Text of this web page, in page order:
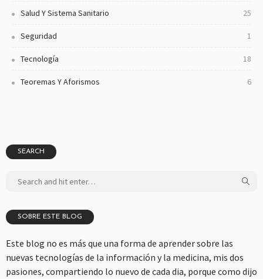
Salud Y Sistema Sanitario 25
Seguridad 1
Tecnología 18
Teoremas Y Aforismos 6
SEARCH
SOBRE ESTE BLOG
Este blog no es más que una forma de aprender sobre las
nuevas tecnologías de la información y la medicina, mis dos
pasiones, compartiendo lo nuevo de cada dia, porque como dijo